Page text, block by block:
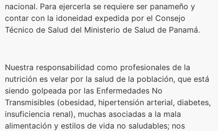
nacional. Para ejercerla se requiere ser panameño y
contar con la idoneidad expedida por el Consejo
Técnico de Salud del Ministerio de Salud de Panamá.
Nuestra responsabilidad como profesionales de la
nutrición es velar por la salud de la población, que está
siendo golpeada por las Enfermedades No
Transmisibles (obesidad, hipertensión arterial, diabetes,
insuficiencia renal), muchas asociadas a la mala
alimentación y estilos de vida no saludables; nos